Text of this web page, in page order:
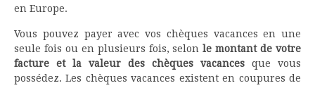
en Europe.
Vous pouvez payer avec vos chèques vacances en une
seule fois ou en plusieurs fois, selonle montant de votre
facture et la valeur des chèques vacances que vous
possédez. Les chèques vacances existent en coupures de